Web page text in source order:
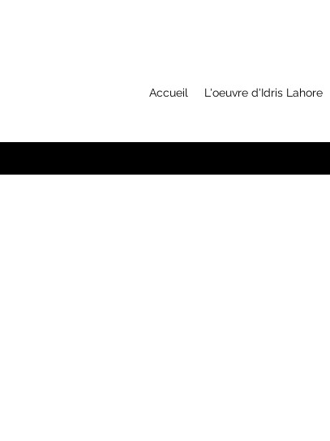
Accueil L'oeuvre d'Idris Lahore